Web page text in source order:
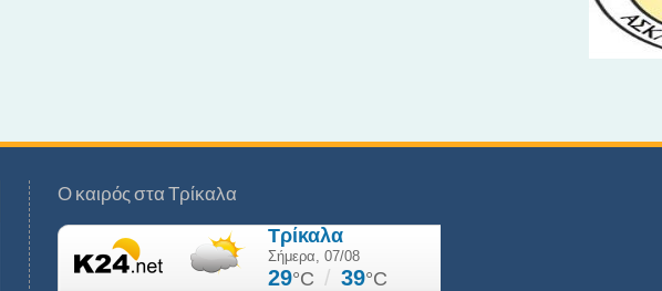
Ο καιρός στα Τρίκαλα